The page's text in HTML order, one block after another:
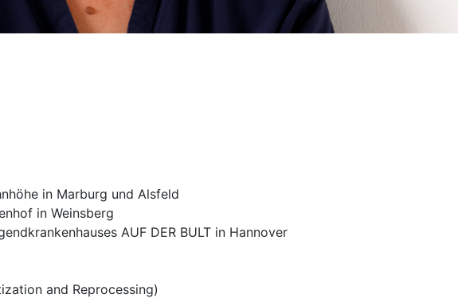
in Marburg und Alsfeld
in Weinsberg
AUF DER BULT in Hannover
and Reprocessing)